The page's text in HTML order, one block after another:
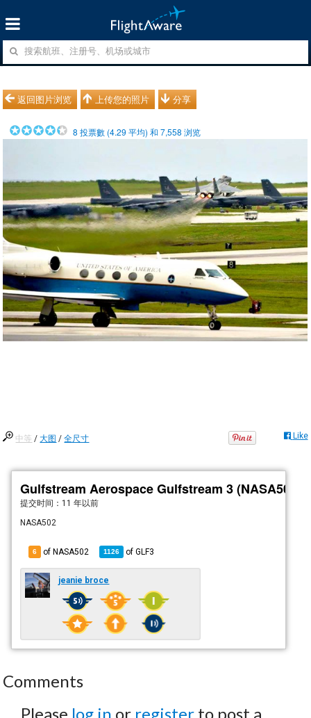
返回图片浏览 上传您的照片 分享
8 投票數 (4.29 平均) 和7,558 浏览
中等 /大图 /全尺寸 Like
Gulfstream Aerospace Gulfstream 3 (NASA502)
提交时间： 11 年以前
NASA502
6 of NASA502 1126 ofGLF3
jeanie broce
Comments
Please log in or register to post a